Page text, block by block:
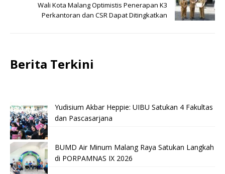
Wali Kota Malang Optimistis Penerapan K3
Perkantoran dan CSR Dapat Ditingkatkan
Berita Terkini
Yudisium Akbar Heppie: UIBU Satukan 4 Fakultas
dan Pascasarjana
BUMD Air Minum Malang Raya Satukan Langkah
di PORPAMNAS IX 2026